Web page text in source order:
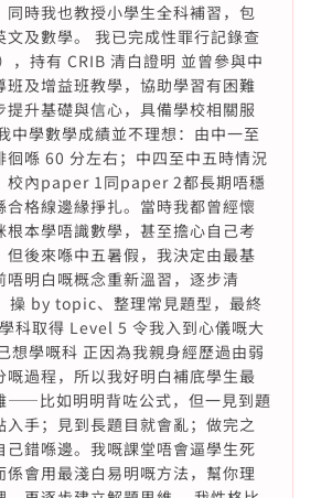
同時我也教授小學生全科補習，包
文及數學。 我已完成性罪行記錄查
，持有 CRIB 清白證明 並曾參與中
班及增益班教學，協助學習有困難
提升基礎與信心，具備學校相關服
中學數學成績並不理想：由中一至
徊喺 60 分左右；中四至中五時情況
校內paper 1同paper 2都長期唔穩
合格線邊緣掙扎。當時我都曾經懷
根本學唔識數學，甚至擔心自己考
但後來喺中五暑假，我決定由最基
唔明白嘅概念重新溫習，逐步清
操 by topic、整理常見題型，最終
科取得 Level 5 令我入到心儀嘅大
想學嘅科 正因為我親身經歷過由弱
嘅過程，所以我好明白補底學生最
——比如明明背咗公式，但一見到題
入手；見到長題目就會亂；做完之
己錯喺邊。我嘅課堂唔會逼學生死
係會用最淺白易明嘅方法，幫你理